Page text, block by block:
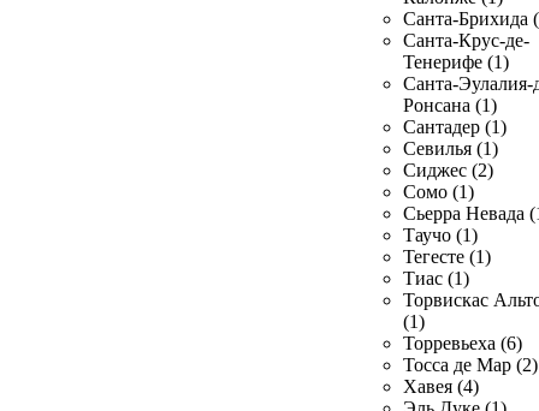
Санта-Брихида
Санта-Крус-де-
Тенерифе (1)
Санта-Эулалия-
Ронсана (1)
Сантадер (1)
Севилья (1)
Сиджес (2)
Сомо (1)
Сьерра Невада
Таучо (1)
Тегесте (1)
Тиас (1)
Торвискас
(1)
Торревьеха (6)
Тосса де Мар (2)
Хавея (4)